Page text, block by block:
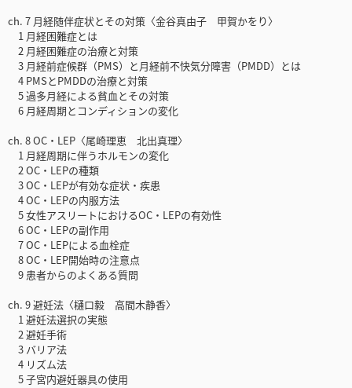
ch. 7 月経随伴症状とその対策〈金谷真由子 甲賀かをり〉
1 月経困難症とは
2 月経困難症の治療と対策
3 月経前症候群（PMS）と月経前不快気分障害（PMDD）とは
4 PMSとPMDDの治療と対策
5 過多月経による貧血とその対策
6 月経周期とコンディションの変化
ch. 8 OC・LEP〈尾崎理恵 北出真理〉
1 月経周期に伴うホルモンの変化
2 OC・LEPの種類
3 OC・LEPが有効な症状・疾患
4 OC・LEPの内服方法
5 女性アスリートにおけるOC・LEPの有効性
6 OC・LEPの副作用
7 OC・LEPによる血栓症
8 OC・LEP開始時の注意点
9 患者からのよくある質問
ch. 9 避妊法〈樋口毅 高間木静香〉
1 避妊法選択の実態
2 避妊手術
3 バリア法
4 リズム法
5 子宮内避妊器具の使用